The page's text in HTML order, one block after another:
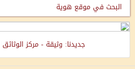
البحث في موقع هوية
جديدنا: وثيقة - مركز